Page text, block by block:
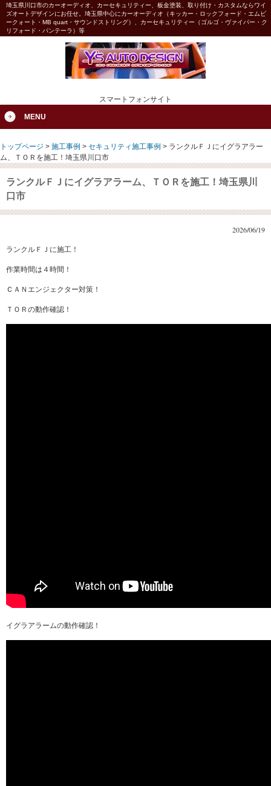
埼玉県川口市のカーオーディオ、カーセキュリティー、板金塗装、取り付け・カスタムならワイ
ズオートデザインにお任せ。埼玉県中心にカーオーディオ（キッカー・ロックフォード・エムビ
ークォート・MB quart・サウンドストリング）、カーセキュリティー（ゴルゴ・ヴァイパー・ク
リフォード・パンテーラ）等
スマートフォンサイト
MENU
トップページ > 施工事例 > セキュリティ施工事例 > ランクルＦＪにイグラアラー
ム、ＴＯＲを施工！埼玉県川口市
ランクルＦＪにイグラアラーム、ＴＯＲを施工！埼玉県川
口市
2026/06/19
ランクルＦＪに施工！
作業時間は４時間！
ＣＡＮエンジェクター対策！
ＴＯＲの動作確認！
イグラアラームの動作確認！